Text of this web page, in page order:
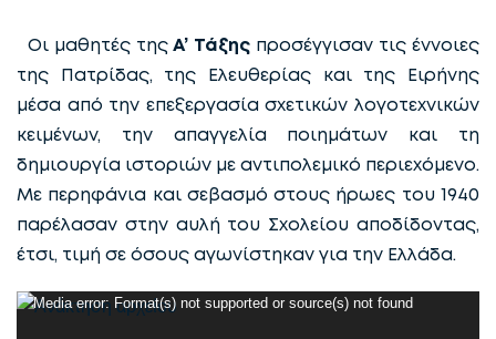
Οι μαθητές τηςΑ’ Τάξης προσέγγισαν τις έννοιες
της Πατρίδας, της Ελευθερίας και της Ειρήνης
μέσα από την επεξεργασία σχετικών λογοτεχνικών
κειμένων, την απαγγελία ποιημάτων και τη
δημιουργία ιστοριών με αντιπολεμικό περιεχόμενο.
Με περηφάνια και σεβασμό στους ήρωες του 1940
παρέλασαν στην αυλή του Σχολείου αποδίδοντας,
έτσι, τιμή σε όσους αγωνίστηκαν για την Ελλάδα.
Πρόγραμμα
Media error: Format(s) not supported or source(s) not found